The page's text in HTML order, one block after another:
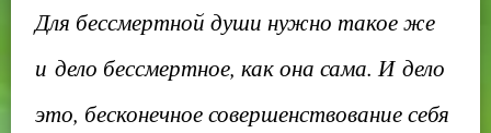
Для бессмертной души нужно такое же
и дело бессмертное, как она сама. И дело
это, бесконечное совершенствование себя